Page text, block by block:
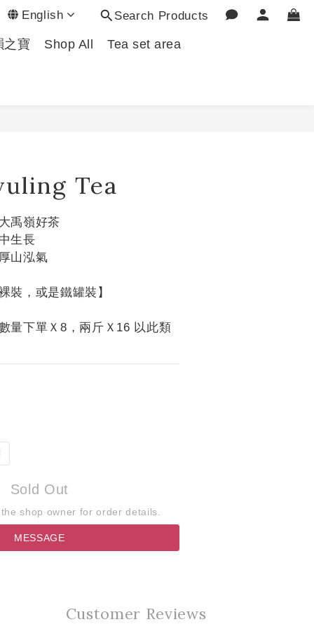
English Search Products
之寶 Shop All Tea set area
Tea
禹嶺好茶
生長
山泓氣
裝，或是鐵罐裝】
量下單Ｘ8，兩斤Ｘ16 以此類
Sold Out
shop owner for order details.
MESSAGE
Customer Reviews